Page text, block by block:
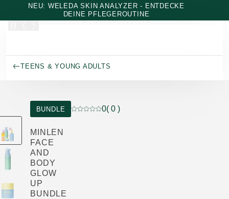
Zum Hauptinhalt wechseln
NEU: WELEDA SKIN ANALYZER - ENTDECKE
DEINE PFLEGEROUTINE
TEENS & YOUNG ADULTS
BUNDLE
Aktuelle Bewertung: 0 von 5 Sternen
0( 0 )
MINLEN
FACE
AND
BODY
GLOW
UP
BUNDLE